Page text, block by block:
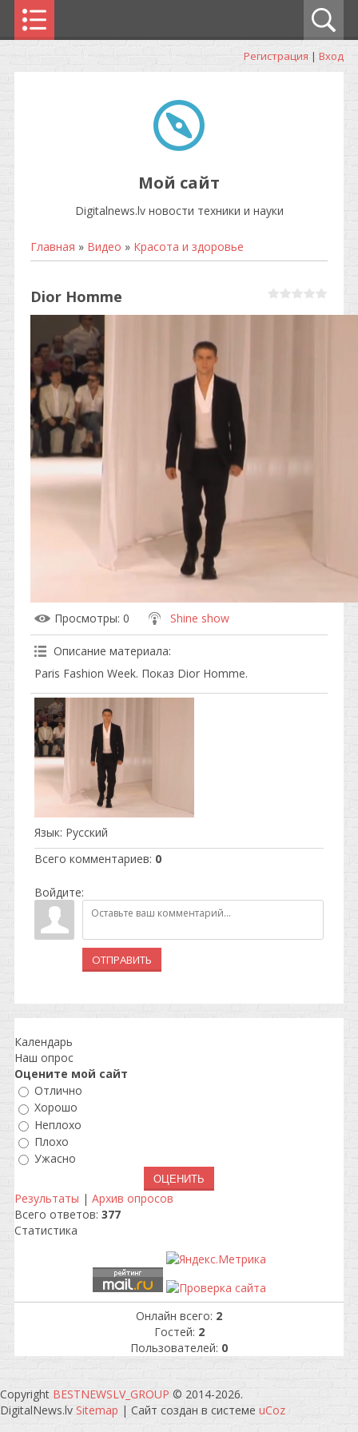
Регистрация | Вход
Мой сайт
Digitalnews.lv новости техники и науки
Главная » Видео » Красота и здоровье
Dior Homme
Просмотры: 0 Shine show
Описание материала:
Paris Fashion Week. Показ Dior Homme.
Язык: Русский
Всего комментариев: 0
Войдите:
ОТПРАВИТЬ
Календарь
Наш опрос
Оцените мой сайт
Отлично
Хорошо
Неплохо
Плохо
Ужасно
Результаты | Архив опросов
Всего ответов: 377
Статистика
Онлайн всего: 2
Гостей: 2
Пользователей: 0
Copyright BESTNEWSLV_GROUP © 2014-2026.
DigitalNews.lv Sitemap | Сайт создан в системе uCoz